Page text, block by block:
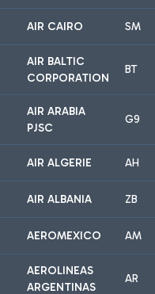
AIR CAIRO SM
AIR BALTIC
CORPORATION
BT
AIR ARABIA
PJSC
G9
AIR ALGERIE AH
AIR ALBANIA ZB
AEROMEXICO AM
AEROLINEAS
ARGENTINAS
AR